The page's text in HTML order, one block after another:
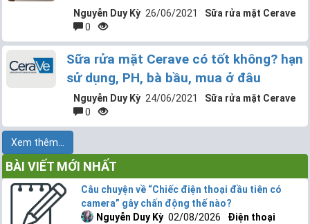
Nguyễn Duy Kỳ 26/06/2021
Sữa rửa mặt Cerave
0
Sữa rửa mặt Cerave có tốt không? hạn
sử dụng, PH, bà bầu, mua ở đâu
Nguyễn Duy Kỳ 24/06/2021
Sữa rửa mặt Cerave
0
Xem thêm...
BÀI VIẾT MỚI NHẤT
Câu chuyện về “Chiếc điện thoại đầu tiên có
camera” gây chấn động thế nào?
Nguyễn Duy Kỳ 02/08/2026
Điện thoại